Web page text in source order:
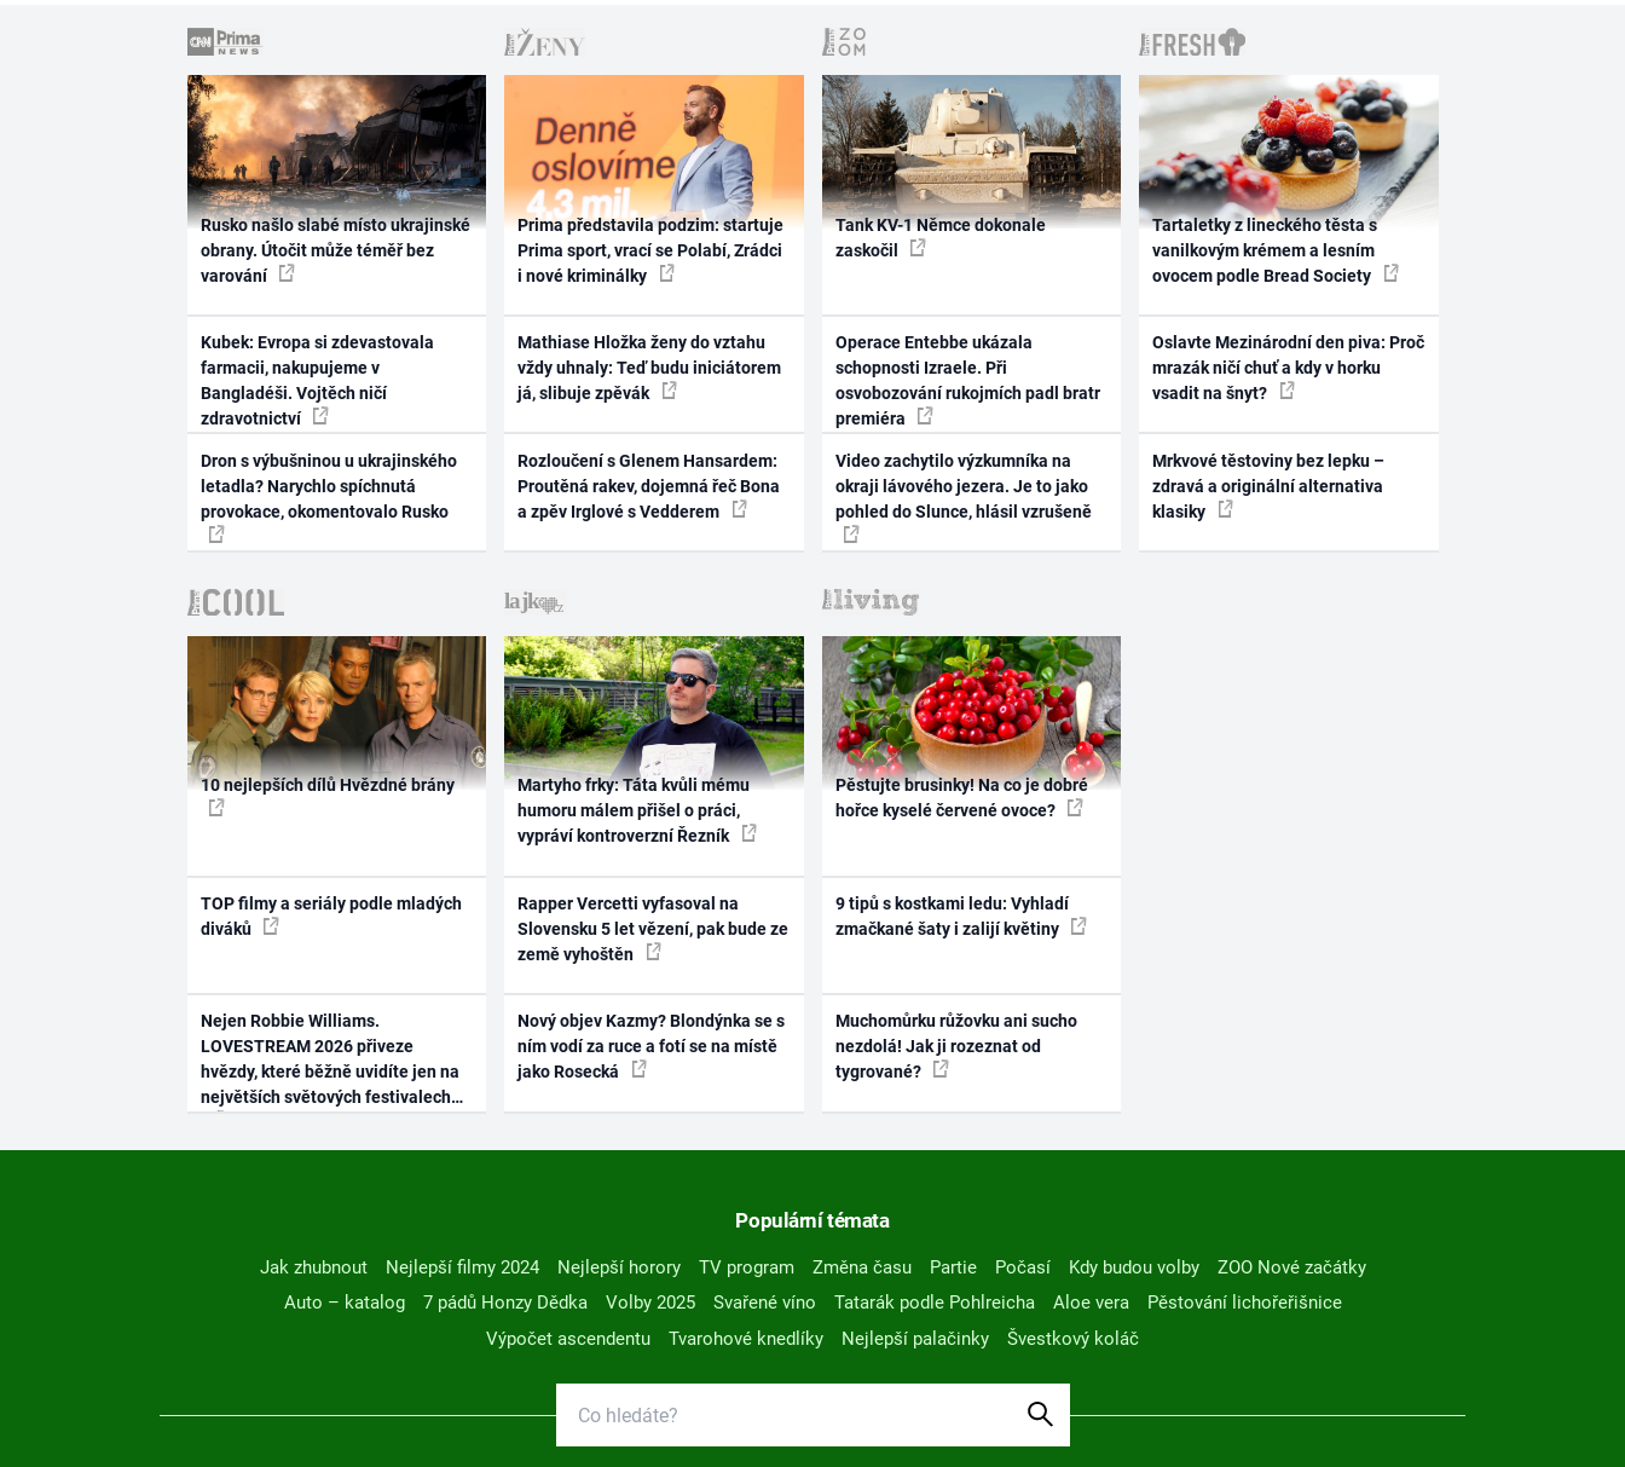
Rusko našlo slabé místo ukrajinské
obrany. Útočit může téměř bez
varování
Kubek: Evropa si zdevastovala
farmacii, nakupujeme v
Bangladéši. Vojtěch ničí
zdravotnictví
Dron s výbušninou u ukrajinského
letadla? Narychlo spíchnutá
provokace, okomentovalo Rusko
Prima představila podzim: startuje
Prima sport, vrací se Polabí, Zrádci
i nové kriminálky
Mathiase Hložka ženy do vztahu
vždy uhnaly: Teď budu iniciátorem
já, slibuje zpěvák
Rozloučení s Glenem Hansardem:
Proutěná rakev, dojemná řeč Bona
a zpěv Irglové s Vedderem
Tank KV-1 Němce dokonale
zaskočil
Operace Entebbe ukázala
schopnosti Izraele. Při
osvobozování rukojmích padl bratr
premiéra
Video zachytilo výzkumníka na
okraji lávového jezera. Je to jako
pohled do Slunce, hlásil vzrušeně
Tartaletky z lineckého těsta s
vanilkovým krémem a lesním
ovocem podle Bread Society
Oslavte Mezinárodní den piva: Proč
mrazák ničí chuť a kdy v horku
vsadit na šnyt?
Mrkvové těstoviny bez lepku –
zdravá a originální alternativa
klasiky
10 nejlepších dílů Hvězdné brány
TOP filmy a seriály podle mladých
diváků
Nejen Robbie Williams.
LOVESTREAM 2026 přiveze
hvězdy, které běžně uvidíte jen na
největších světových festivalech
Martyho frky: Táta kvůli mému
humoru málem přišel o práci,
vypráví kontroverzní Řezník
Rapper Vercetti vyfasoval na
Slovensku 5 let vězení, pak bude ze
země vyhoštěn
Nový objev Kazmy? Blondýnka se s
ním vodí za ruce a fotí se na místě
jako Rosecká
Pěstujte brusinky! Na co je dobré
hořce kyselé červené ovoce?
9 tipů s kostkami ledu: Vyhladí
zmačkané šaty i zalijí květiny
Muchomůrku růžovku ani sucho
nezdolá! Jak ji rozeznat od
tygrované?
Populární témata
Jak zhubnout Nejlepší filmy 2024 Nejlepší horory TV program Změna času Partie Počasí Kdy budou volby
ZOO Nové začátky
Auto – katalog
7 pádů Honzy Dědka Volby 2025 Svařené víno Tatarák podle Pohlreicha Aloe vera
Pěstování lichořeřišnice
Výpočet ascendentu
Tvarohové knedlíky Nejlepší palačinky Švestkový koláč